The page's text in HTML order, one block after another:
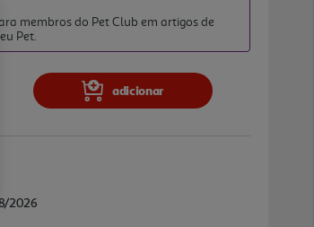
membros do Pet Club em artigos de
Pet.
adicionar
2026